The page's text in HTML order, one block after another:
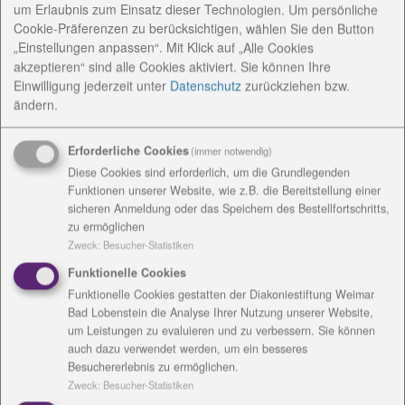
Männerballetts und aktives Gründungsmitglied der
Gesangsformation "Die verflixten 4", welche er jetzt
musikalisch leitet. Er gestaltet Galaabende und
Gastauftritte. Reinhardt Meißgeier ist Mitbegründer
des Männerballetts, engagiert sich stark in der
Belebung der Sangesdarbietungen der "verflixten 4",
schreibt zudem Texte, ist u.a als Schriftführer tätig
und macht Werbung für den Remptendorfer
Faschingsclub.
Thea Babendererde, vorgeschlagen von der
Diakoniestiftung Weimar Bad Lobenstein gGmbH,
zeichnet sich durch ihre Hilfsbereitschaft und ihr
Engagement im musischen Bereich aus: Sie
übernimmt häufig die Chor- und Klavierbegleitung,
hilft bei Gartenarbeiten und unterstützt die
Vorbereitung von Festen sowie kirchlichen
Feiertagen. Ihr Mann Hartmut Babendererde zeigt
viel Hilfsbereitschaft und Engagement in vielen
um Erlaubnis zum Einsatz dieser Technologien. Um persönliche
Cookie-Präferenzen zu berücksichtigen, wählen Sie den Button
„Einstellungen anpassen“. Mit Klick auf „Alle Cookies
akzeptieren“ sind alle Cookies aktiviert. Sie können Ihre
Einwilligung jederzeit unter Datenschutz zurückziehen bzw.
ändern.
Erforderliche Cookies(immer notwendig)
Diese Cookies sind erforderlich, um die Grundlegenden
Funktionen unserer Website, wie z.B. die Bereitstellung einer
sicheren Anmeldung oder das Speichern des Bestellfortschritts,
zu ermöglichen
Zweck: Besucher-Statistiken
Funktionelle Cookies
Funktionelle Cookies gestatten der Diakoniestiftung Weimar
Bad Lobenstein die Analyse Ihrer Nutzung unserer Website,
um Leistungen zu evaluieren und zu verbessern. Sie können
auch dazu verwendet werden, um ein besseres
Besuchererlebnis zu ermöglichen.
Zweck: Besucher-Statistiken